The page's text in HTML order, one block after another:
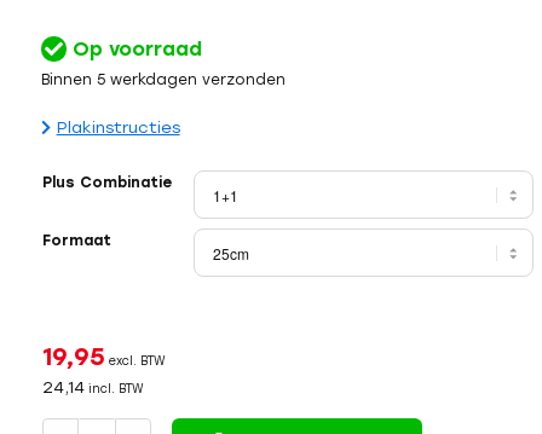
Op voorraad
Binnen 5 werkdagen verzonden
Plakinstructies
Plus Combinatie
Formaat
19,95 excl. BTW
24,14incl. BTW